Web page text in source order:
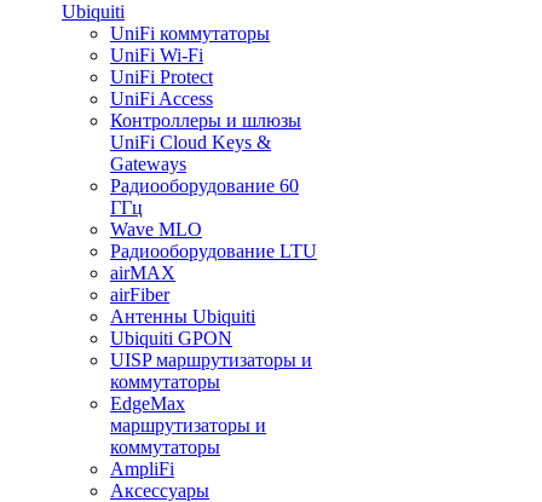
Ubiquiti
UniFi коммутаторы
UniFi Wi-Fi
UniFi Protect
UniFi Access
Контроллеры и шлюзы
UniFi Cloud Keys &
Gateways
Радиооборудование 60
ГГц
Wave MLO
Радиооборудование LTU
airMAX
airFiber
Антенны Ubiquiti
Ubiquiti GPON
UISP маршрутизаторы и
коммутаторы
EdgeMax
маршрутизаторы и
коммутаторы
AmpliFi
Аксессуары